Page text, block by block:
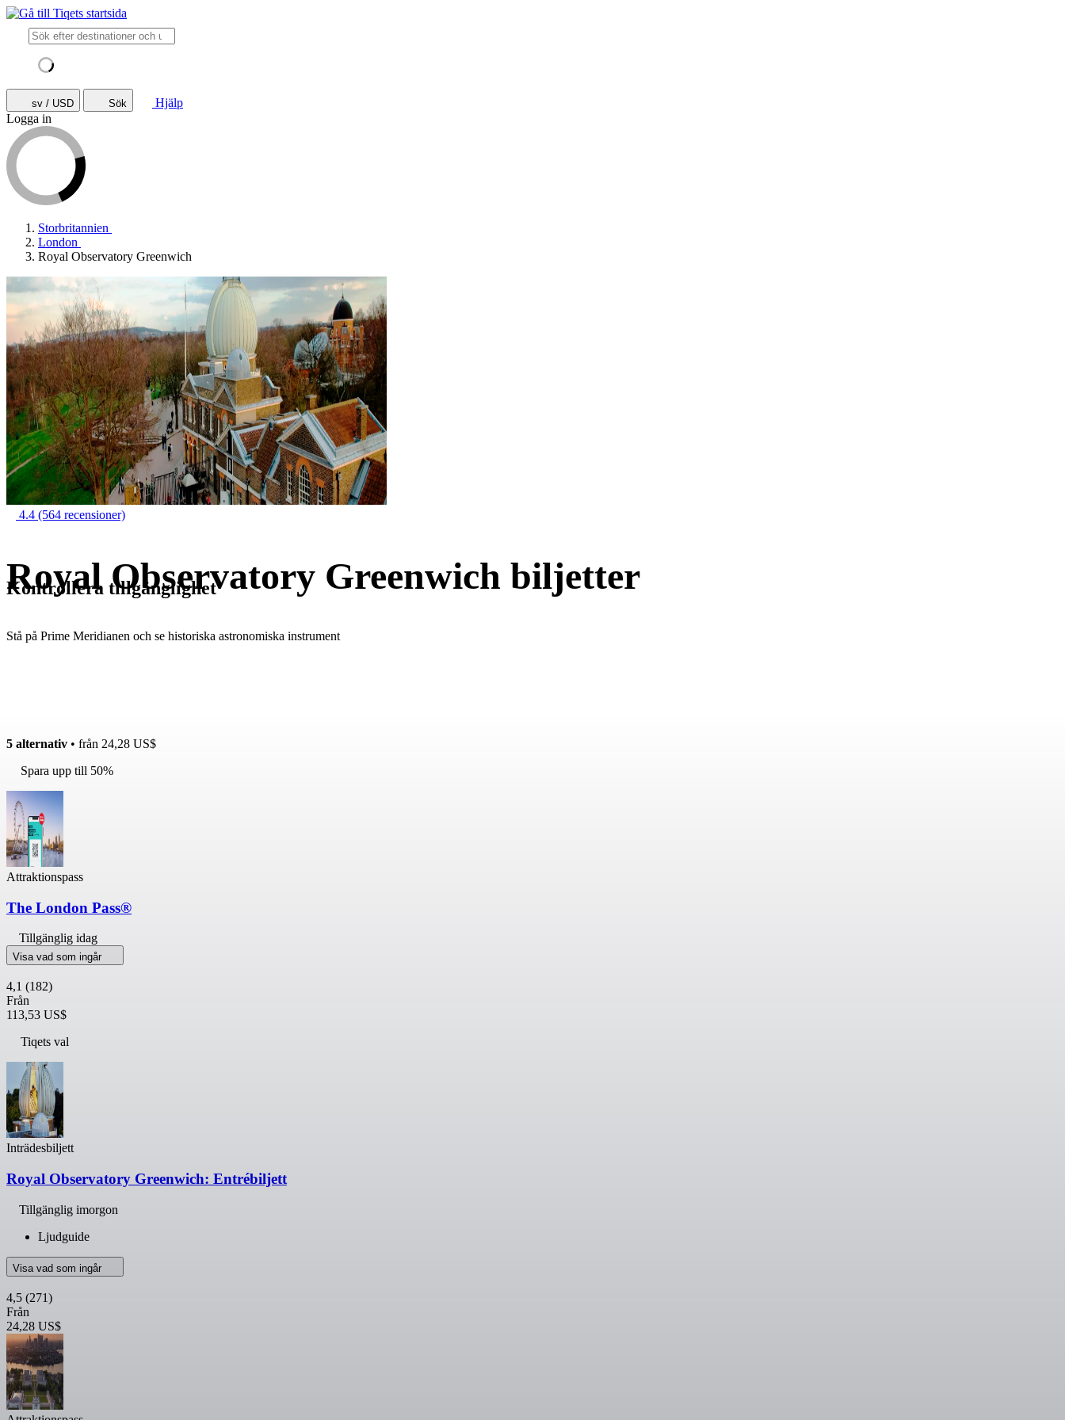
sv / USD Sök
Hjälp
Logga in
Storbritannien
London
Royal Observatory Greenwich
4.4 (564 recensioner)
Royal Observatory Greenwich biljetter
Stå på Prime Meridianen och se historiska astronomiska instrument
Kontrollera tillgänglighet
5 alternativ • från 24,28 US$
Spara upp till 50%
Attraktionspass
The London Pass®
Tillgänglig idag
Visa vad som ingår
4,1 (182)
Från
113,53 US$
Tiqets val
Inträdesbiljett
Royal Observatory Greenwich: Entrébiljett
Tillgänglig imorgon
Ljudguide
Visa vad som ingår
4,5 (271)
Från
24,28 US$